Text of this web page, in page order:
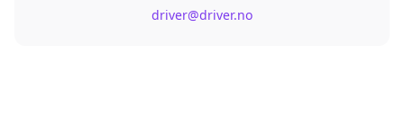
driver@driver.no